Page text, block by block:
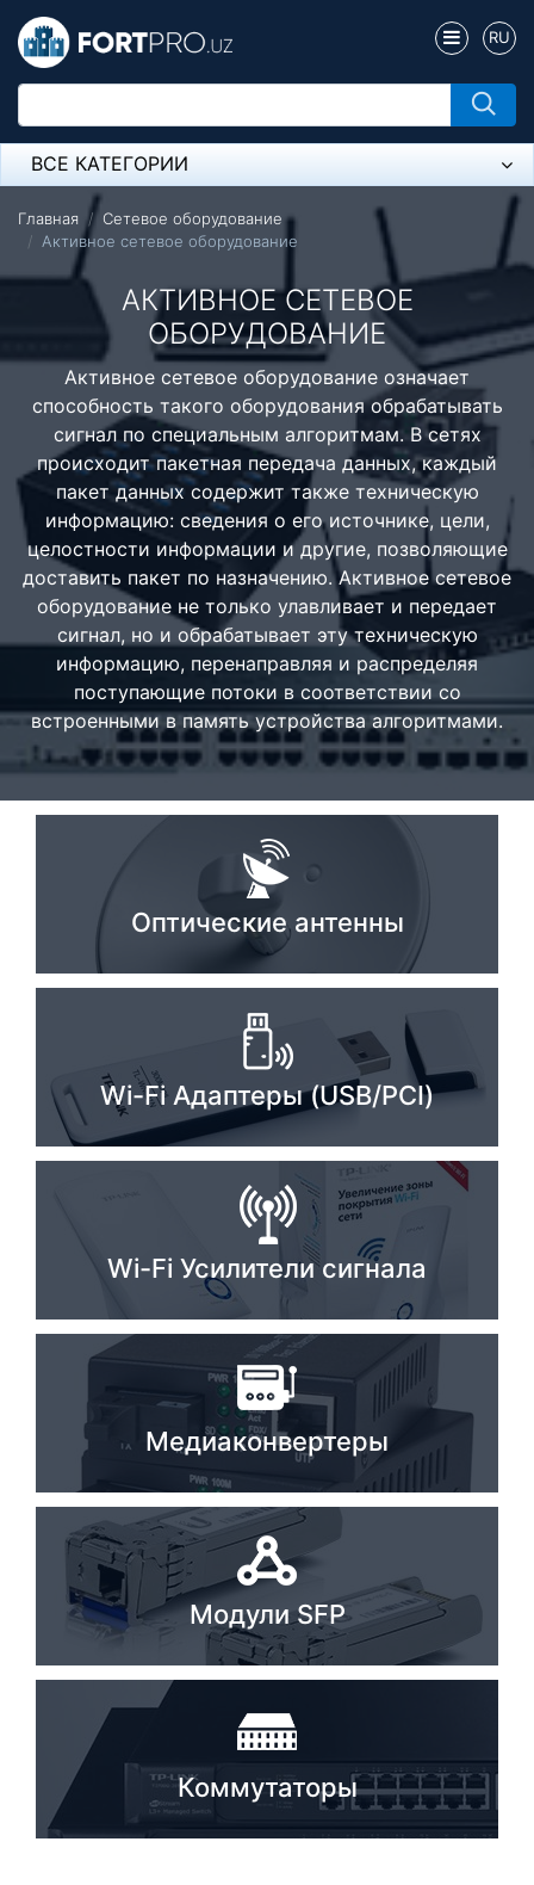
RU
ВСЕ КАТЕГОРИИ
Микрофон
Напольные розетки
Оборудование Mikrotik
Пылесос
Спикерфон
Модемы ADSL, Wan/Lan Роутеры, Wi-Fi
IP Телефония
Стереосистемы
Серверное оборудование
UPS Источники бесперебойного питания
Мышки и Клавиатуры
Наушники
Сетевое оборудование
Видеоконференцсвязь
Digital Signage
Компьютеры Fujitsu
Комплектующие ПК
Главная
Сетевое оборудование
Активное сетевое оборудование
АКТИВНОЕ СЕТЕВОЕ
ОБОРУДОВАНИЕ
Активное сетевое оборудование означает
способность такого оборудования обрабатывать
сигнал по специальным алгоритмам. В сетях
происходит пакетная передача данных, каждый
пакет данных содержит также техническую
информацию: сведения о его источнике, цели,
целостности информации и другие, позволяющие
доставить пакет по назначению. Активное сетевое
оборудование не только улавливает и передает
сигнал, но и обрабатывает эту техническую
информацию, перенаправляя и распределяя
поступающие потоки в соответствии со
встроенными в память устройства алгоритмами.
Оптические антенны
Wi-Fi Адаптеры (USB/PCI)
Wi-Fi Усилители сигнала
Медиаконвертеры
Модули SFP
Коммутаторы